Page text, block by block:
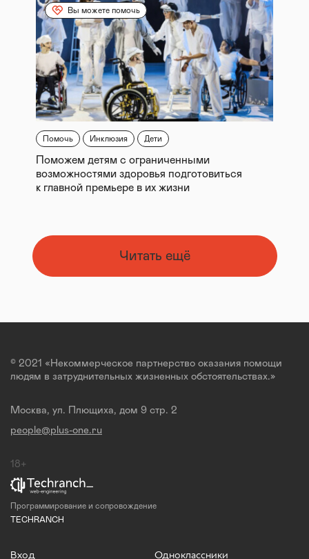
Вы можете помочь
Помочь Инклюзия Дети
Поможем детям с ограниченными
возможностями здоровья подготовиться
к главной премьере в их жизни
Читать ещё
© 2021 «Некоммерческое партнерство оказания помощи
людям в затруднительных жизненных обстоятельствах.»
Москва, ул. Плющиха, дом 9 стр. 2
people@plus-one.ru
18+
Программирование и сопровождение
TECHRANCH
Вход Одноклассники